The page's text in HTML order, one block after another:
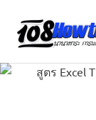
content
สาระ